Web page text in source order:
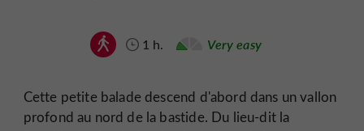
1 h. Very easy
Cette petite balade descend d'abord dans un vallon
profond au nord de la bastide. Du lieu-dit la